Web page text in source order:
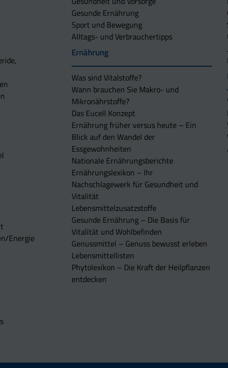
Energie
Gesunde Ernährung
Sport und Bewegung
Alltags- und Verbrauchertipps
Ernährung
Was sind Vitalstoffe?
Wann brauchen Sie Makro- und
Mikronährstoffe?
Das Eucell Konzept
Ernährung früher versus heute – Ein
Blick auf den Wandel der
Essgewohnheiten
Nationale Ernährungsberichte
Ernährungslexikon – Ihr
Nachschlagewerk für Gesundheit und
Vitalität
Lebensmittelzusatzstoffe
Gesunde Ernährung – Die Basis für
Vitalität und Wohlbefinden
Genussmittel – Genuss bewusst erleben
Lebensmittellisten
Phytolexikon – Die Kraft der Heilpflanzen
entdecken